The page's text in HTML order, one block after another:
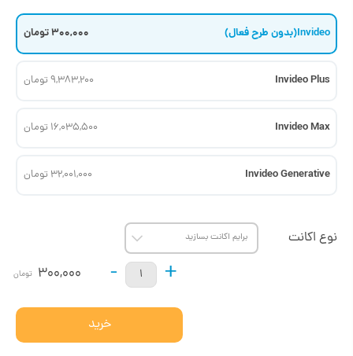
Invideo(بدون طرح فعال) 300,000 تومان
Invideo Plus 9,383,200 تومان
Invideo Max 16,035,500 تومان
Invideo Generative 32,001,000 تومان
نوع اکانت
+
-
300,000 تومان
خرید